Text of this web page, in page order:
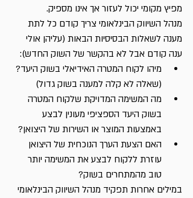
מפיץ מקומי יכול לעזור אך אינו מספיק.
מנהל השיווק הבינלאומי צריך קודם כל לתת
מענה לשאלות הבסיסיות הבאות (עליהן אולי
ענה קודם אבל לא בהקשר של השוק החדש):
מיהו לקוח המטרה האידיאלי בשוק היעד?
(שאלה לא קלה למענה בשוק גדול)
מה המשימה המדויקת שלקוח המטרה
בשוק היעד הספציפי מעונין לבצע
באמצעות המוצר או השירות של היצואן?
האם הצעת הערך הנוכחית של היצואן
עוזרת ללקוח לבצע את המשימה יותר
טוב מהמתחרים בשוק?
במילים אחרות תפקיד מנהל השיווק הבינלאומי